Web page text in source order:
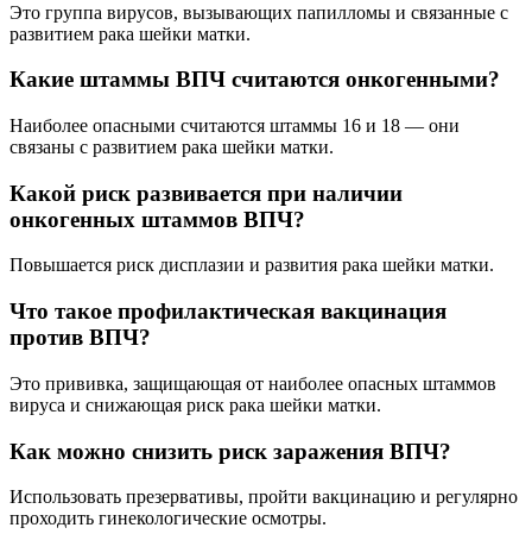
Это группа вирусов, вызывающих папилломы и связанные с
развитием рака шейки матки.
Какие штаммы ВПЧ считаются онкогенными?
Наиболее опасными считаются штаммы 16 и 18 — они
связаны с развитием рака шейки матки.
Какой риск развивается при наличии
онкогенных штаммов ВПЧ?
Повышается риск дисплазии и развития рака шейки матки.
Что такое профилактическая вакцинация
против ВПЧ?
Это прививка, защищающая от наиболее опасных штаммов
вируса и снижающая риск рака шейки матки.
Как можно снизить риск заражения ВПЧ?
Использовать презервативы, пройти вакцинацию и регулярно
проходить гинекологические осмотры.